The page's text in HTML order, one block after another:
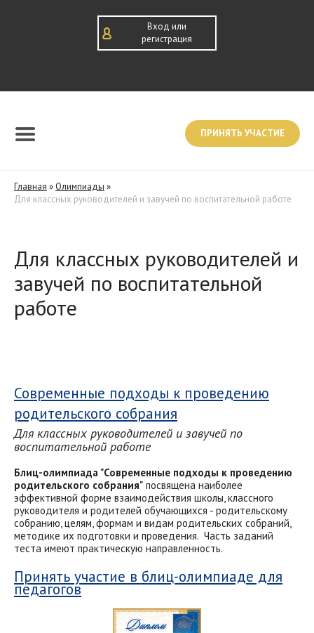
Вход или
регистрация
ПРИНЯТЬ УЧАСТИЕ
Главная » Олимпиады »
Для классных руководителей и завучей по воспитательной работе
Для классных руководителей и
завучей по воспитательной
работе
Современные подходы к проведению
родительского собрания
Для классных руководителей и завучей по
воспитательной работе
Блиц-олимпиада "Современные подходы к проведению
родительского собрания" посвящена наиболее
эффективной форме взаимодействия школы, классного
руководителя и родителей обучающихся - родительскому
собранию, целям, формам и видам родительских собраний,
методике их подготовки и проведения. Часть заданий
теста имеют практическую направленность.
Принять участие в блиц-олимпиаде для
педагогов